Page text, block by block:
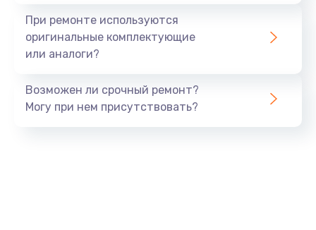
При ремонте используются
оригинальные комплектующие
или аналоги?
Возможен ли срочный ремонт?
Могу при нем присутствовать?